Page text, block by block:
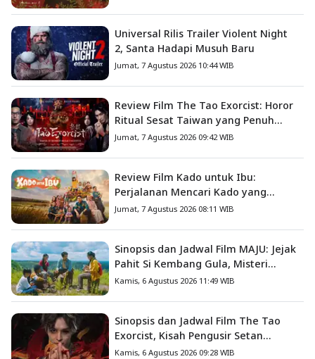
Universal Rilis Trailer Violent Night
2, Santa Hadapi Musuh Baru
Jumat, 7 Agustus 2026 10:44 WIB
Review Film The Tao Exorcist: Horor
Ritual Sesat Taiwan yang Penuh
Misteri dan Teror Psikologis
Jumat, 7 Agustus 2026 09:42 WIB
Review Film Kado untuk Ibu:
Perjalanan Mencari Kado yang
Mengajarkan Arti Keluarga
Jumat, 7 Agustus 2026 08:11 WIB
Sinopsis dan Jadwal Film MAJU: Jejak
Pahit Si Kembang Gula, Misteri
Hilangnya Bagas di Lokasi Jambore
Kamis, 6 Agustus 2026 11:49 WIB
Sinopsis dan Jadwal Film The Tao
Exorcist, Kisah Pengusir Setan
Melawan Kutukan Mematikan
Kamis, 6 Agustus 2026 09:28 WIB